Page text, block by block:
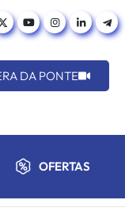
DA PONTE
OFERTAS